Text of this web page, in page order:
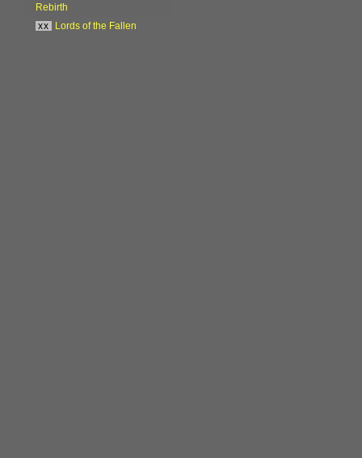
Rebirth
xx
Lords of the Fallen